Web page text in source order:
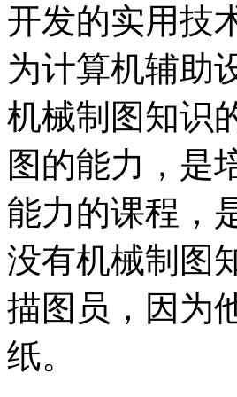
开发的实用技
为计算机辅助
机械制图知识
图的能力，是
能力的课程，
没有机械制图
描图员，因为
纸。